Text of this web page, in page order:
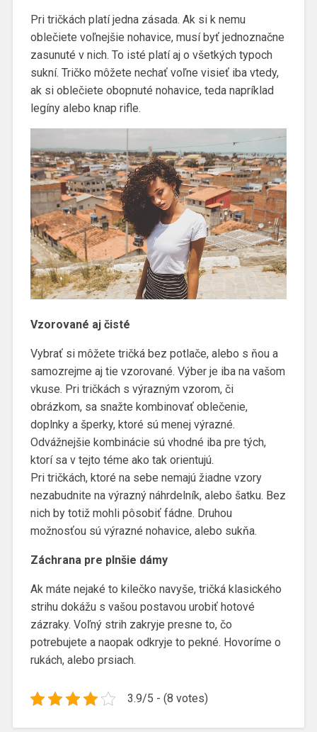
Pri tričkách platí jedna zásada. Ak si k nemu
oblečiete voľnejšie nohavice, musí byť jednoznačne
zasunuté v nich. To isté platí aj o všetkých typoch
sukní. Tričko môžete nechať voľne visieť iba vtedy,
ak si oblečiete obopnuté nohavice, teda napríklad
legíny alebo knap rifle.
Vzorované aj čisté
Vybrať si môžete tričká bez potlače, alebo s ňou a
samozrejme aj tie vzorované. Výber je iba na vašom
vkuse. Pri tričkách s výrazným vzorom, či
obrázkom, sa snažte kombinovať oblečenie,
doplnky a šperky, ktoré sú menej výrazné.
Odvážnejšie kombinácie sú vhodné iba pre tých,
ktorí sa v tejto téme ako tak orientujú.
Pri tričkách, ktoré na sebe nemajú žiadne vzory
nezabudnite na výrazný náhrdelník, alebo šatku. Bez
nich by totiž mohli pôsobiť fádne. Druhou
možnosťou sú výrazné nohavice, alebo sukňa.
Záchrana pre plnšie dámy
Ak máte nejaké to kilečko navyše, tričká klasického
strihu dokážu s vašou postavou urobiť hotové
zázraky. Voľný strih zakryje presne to, čo
potrebujete a naopak odkryje to pekné. Hovoríme o
rukách, alebo prsiach.
3.9/5 - (8 votes)